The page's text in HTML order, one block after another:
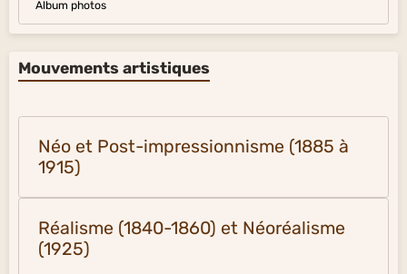
Album photos
Mouvements artistiques
Néo et Post-impressionnisme (1885 à
1915)
Réalisme (1840-1860) et Néoréalisme
(1925)